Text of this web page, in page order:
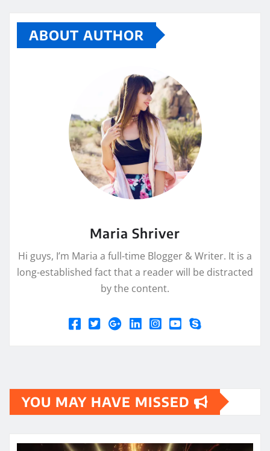
ABOUT AUTHOR
Maria Shriver
Hi guys, I’m Maria a full-time Blogger & Writer. It is a
long-established fact that a reader will be distracted
by the content.
YOU MAY HAVE MISSED